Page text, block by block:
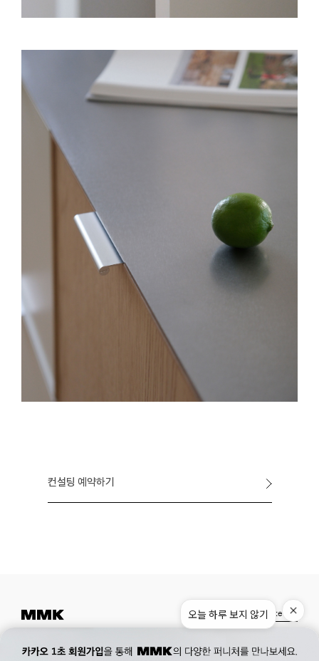
컨설팅 예약하기
Museum. 02. 777. 5887 Office.02. 777. 5778
Instagram Pinterest